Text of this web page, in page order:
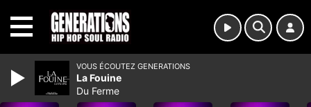
VOUS ÉCOUTEZ GENERATIONS
La Fouine
Du Ferme